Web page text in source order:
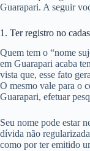
Guarapari. A seguir
1. Ter registro no
Quem tem o “nome
em Guarapari acaba
vista que, esse fato
O mesmo vale para o
Guarapari, efetuar
Seu nome pode estar
dívida não
como por ter emitido